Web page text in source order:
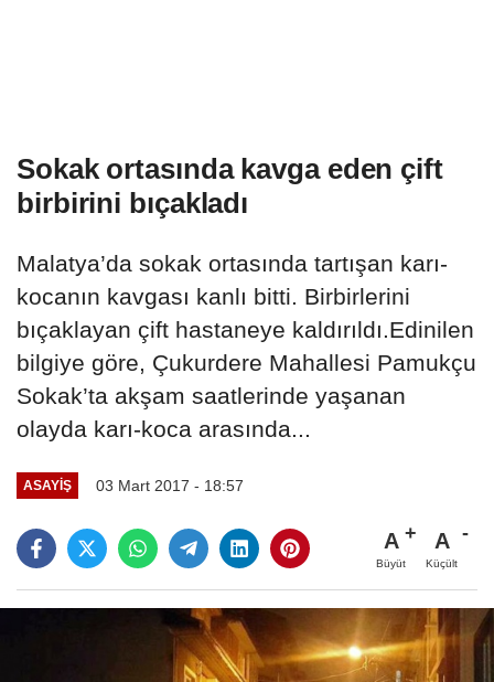
Sokak ortasında kavga eden çift
birbirini bıçakladı
Malatya’da sokak ortasında tartışan karı-
kocanın kavgası kanlı bitti. Birbirlerini
bıçaklayan çift hastaneye kaldırıldı.Edinilen
bilgiye göre, Çukurdere Mahallesi Pamukçu
Sokak’ta akşam saatlerinde yaşanan
olayda karı-koca arasında...
ASAYIŞ 03 Mart 2017 - 18:57
A
Büyüt
A
Küçült